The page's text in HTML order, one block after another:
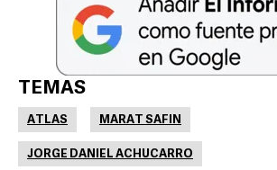
TEMAS
ATLAS MARAT SAFIN
JORGE DANIEL ACHUCARRO